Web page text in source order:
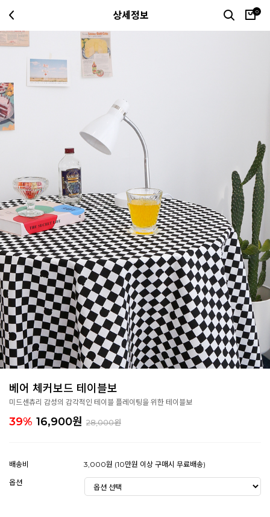
상세정보 0
베어 체커보드 테이블보
미드센츄리 감성의 감각적인 테이블 플레이팅을 위한 테이블보
39% 16,900원 28,000원
배송비
3,000원 (10만원 이상 구매시 무료배송)
옵션